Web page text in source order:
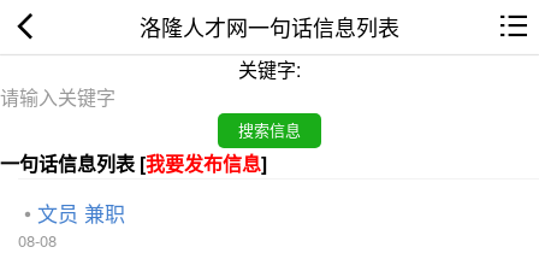
洛隆人才网一句话信息列表
关键字:
一句话信息列表 [我要发布信息]
文员 兼职
08-08